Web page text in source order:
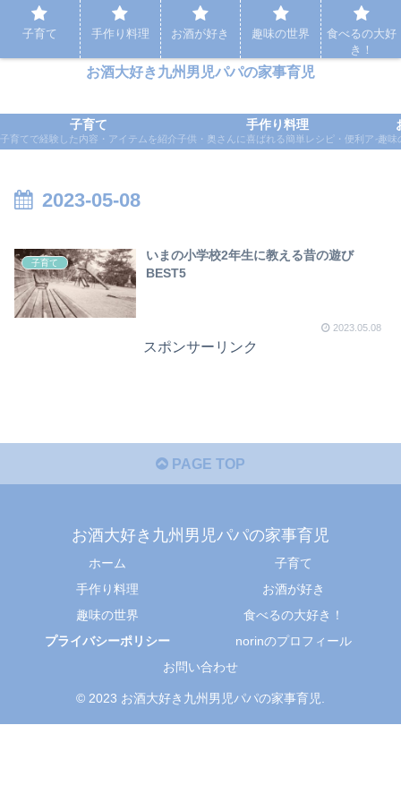
パパの家事育児など実体験をもとに応援するブログ
お酒大好き九州男児パパの家事育児
子育て
子育てで経験した内容・アイテムを紹介
手作り料理
子供・奥さんに喜ばれる簡単レシピ・便利アイテ
趣味
2023-05-08
子育て
いまの小学校2年生に教える昔の遊び
BEST5
2023.05.08
スポンサーリンク
PAGE TOP
お酒大好き九州男児パパの家事育児
ホーム
子育て
手作り料理
お酒が好き
趣味の世界
食べるの大好き！
プライバシーポリシー
norinのプロフィール
お問い合わせ
© 2023 お酒大好き九州男児パパの家事育児.
子育て 手作り料理 お酒が好き 趣味の世界
食べるの大好
き！